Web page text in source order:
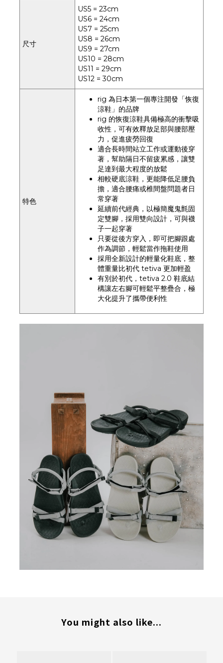
尺寸
US5 = 23cm
US6 = 24cm
US7 = 25cm
US8 = 26cm
US9 = 27cm
US10 = 28cm
US11 = 29cm
US12 = 30cm
特色
rig 為日本第一個專注開發「恢復
涼鞋」的品牌
rig 的恢復涼鞋具備極高的衝擊吸
收性，可有效釋放足部與腰部壓
力，促進疲勞回復
適合長時間站立工作或運動後穿
著，幫助隔日不留疲累感，讓雙
足達到最大程度的放鬆
相較硬底涼鞋，更能降低足腰負
擔，適合腰痛或椎間盤問題者日
常穿著
延續前代經典，以極簡魔鬼氈固
定雙腳，採用雙向設計，可與襪
子一起穿著
只要從後方穿入，即可把腳跟處
作為調節，輕鬆當作拖鞋使用
採用全新設計的輕量化鞋底，整
體重量比初代 tetiva 更加輕盈
有別於初代，tetiva 2.0 鞋底結
構讓左右腳可輕鬆平整疊合，極
大化提升了攜帶便利性
You might also like...